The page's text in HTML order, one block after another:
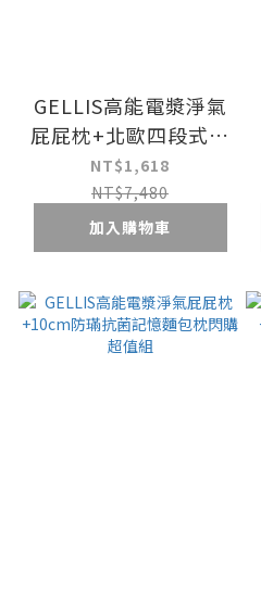
GELLIS高能電漿淨氣
屁屁枕+北歐四段式磨
刀器閃購超值組
NT$1,618
NT$7,480
加入購物車